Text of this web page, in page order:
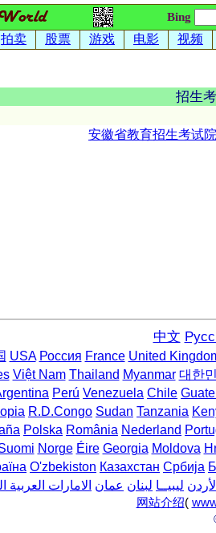
Bing
拍卖 股票 游戏 电影 视频
招生
安徽省教育招生考试院
中文
USA Россия France United
Việt Nam Thailand Myanmar 대한
Perú Venezuela Chile
R.D.Congo Sudan Tanzania
Polska România Nederland
Norge Éire Georgia Moldova
O'zbekiston Казахстан Србија
ليبيــا لبنان عمان الامارات العربية
网站介绍(